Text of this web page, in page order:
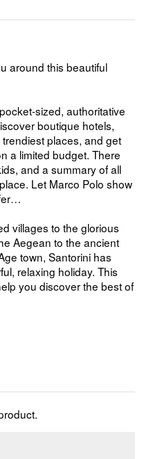
around this beautiful
sized, authoritative
boutique hotels,
places, and get
a limited budget. There
and a summary of all
Let Marco Polo show
villages to the glorious
Aegean to the ancient
town, Santorini has
relaxing holiday. This
you discover the best of